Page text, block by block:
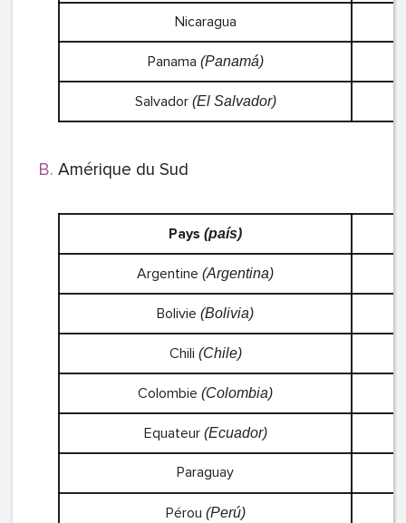
Nicaragua
Panama (Panamá)
Salvador (El Salvador)
Amérique du Sud
Pays (país)
Argentine (Argentina)
Bolivie (Bolivia)
Chili (Chile)
Colombie (Colombia)
Equateur (Ecuador)
Paraguay
Pérou (Perú)